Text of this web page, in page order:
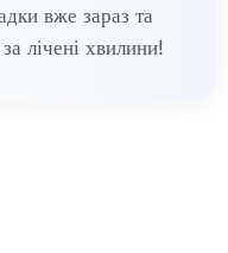
вже зараз та
лічені хвилини!